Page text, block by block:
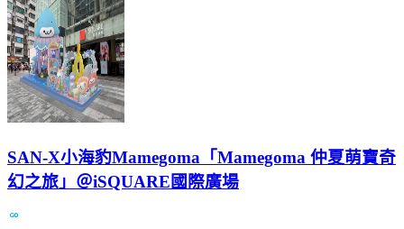
SAN-X小海豹Mamegoma「Mamegoma 仲夏萌寶奇
幻之旅」＠iSQUARE國際廣場